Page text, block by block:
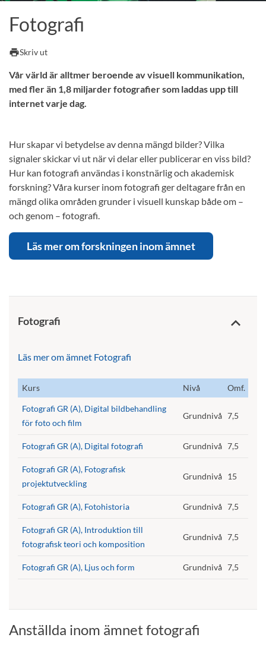
Fotografi
printSkriv ut
Vår värld är alltmer beroende av visuell kommunikation,
med fler än 1,8 miljarder fotografier som laddas upp till
internet varje dag.
Hur skapar vi betydelse av denna mängd bilder? Vilka
signaler skickar vi ut när vi delar eller publicerar en viss bild?
Hur kan fotografi användas i konstnärlig och akademisk
forskning? Våra kurser inom fotografi ger deltagare från en
mängd olika områden grunder i visuell kunskap både om –
och genom – fotografi.
Läs mer om forskningen inom ämnet
Fotografi
Läs mer om ämnet Fotografi
Kurs Nivå Omf.
Fotografi GR (A), Digital bildbehandling
för foto och film
Grundnivå 7,5
Fotografi GR (A), Digital fotografi Grundnivå 7,5
Fotografi GR (A), Fotografisk
projektutveckling
Grundnivå 15
Fotografi GR (A), Fotohistoria Grundnivå 7,5
Fotografi GR (A), Introduktion till
fotografisk teori och komposition
Grundnivå 7,5
Fotografi GR (A), Ljus och form Grundnivå 7,5
Anställda inom ämnet fotografi